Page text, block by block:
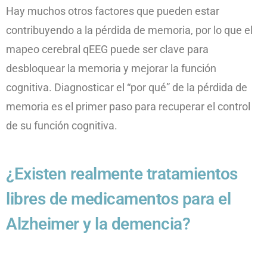
Hay muchos otros factores que pueden estar
contribuyendo a la pérdida de memoria, por lo que el
mapeo cerebral qEEG puede ser clave para
desbloquear la memoria y mejorar la función
cognitiva. Diagnosticar el “por qué” de la pérdida de
memoria es el primer paso para recuperar el control
de su función cognitiva.
¿Existen realmente tratamientos
libres de medicamentos para el
Alzheimer y la demencia?